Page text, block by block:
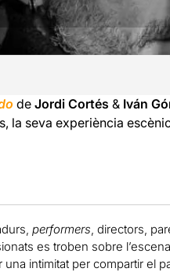
de Jordi Cortés &Iván
la seva experiència
performers , directors,
es troben sobre
una intimitat per compartir el